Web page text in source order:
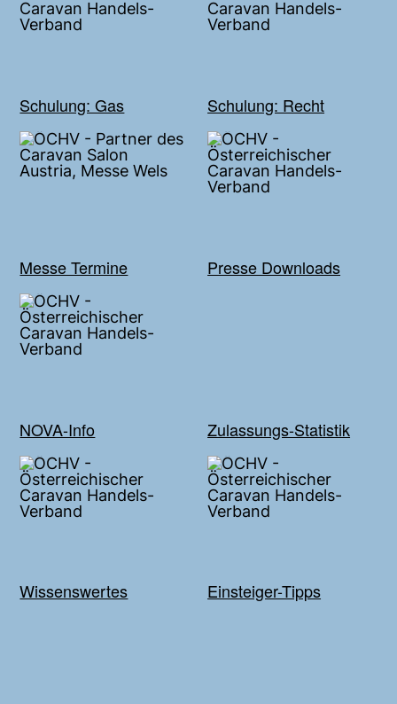
Schulung: Gas Schulung: Recht
Messe Termine Presse Downloads
NOVA-Info Zulassungs-Statistik
Wissenswertes Einsteiger-Tipps